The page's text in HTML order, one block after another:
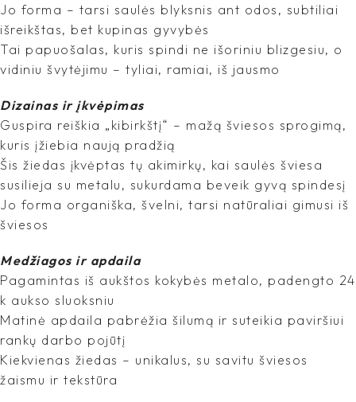
Jo forma – tarsi saulės blyksnis ant odos, subtiliai
išreikštas, bet kupinas gyvybės
Tai papuošalas, kuris spindi ne išoriniu blizgesiu, o
vidiniu švytėjimu – tyliai, ramiai, iš jausmo
Dizainas ir įkvėpimas
Guspira reiškia „kibirkštį“ – mažą šviesos sprogimą,
kuris įžiebia naują pradžią
Šis žiedas įkvėptas tų akimirkų, kai saulės šviesa
susilieja su metalu, sukurdama beveik gyvą spindesį
Jo forma organiška, švelni, tarsi natūraliai gimusi iš
šviesos
Medžiagos ir apdaila
Pagamintas iš aukštos kokybės metalo, padengto 24
k aukso sluoksniu
Matinė apdaila pabrėžia šilumą ir suteikia paviršiui
rankų darbo pojūtį
Kiekvienas žiedas – unikalus, su savitu šviesos
žaismu ir tekstūra